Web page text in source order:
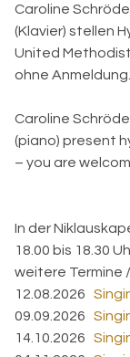
Caroline
(Klavier) stellen
United
ohne Anmeldung.
Caroline
(piano) present
– you are
In der
18.00 bis 18.30
weitere Termine
12.08.2026
09.09.2026
14.10.2026